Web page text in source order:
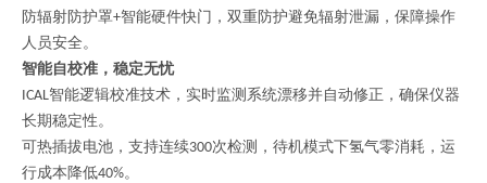
防辐射防护罩+智能硬件快门，双重防护避免辐射泄漏，保障操作
人员安全。
智能自校准，稳定无忧
ICAL智能逻辑校准技术，实时监测系统漂移并自动修正，确保仪器
长期稳定性。
可热插拔电池，支持连续300次检测，待机模式下氢气零消耗，运
行成本降低40%。